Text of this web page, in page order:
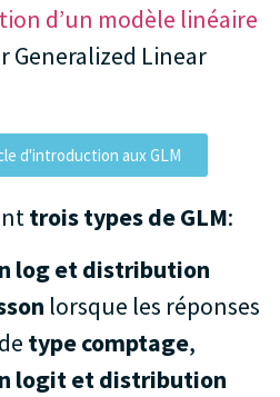
d’un modèle linéaire
Generalized Linear
d'introduction aux GLM
trois types de GLM:
log et distribution
lorsque les réponses
type comptage,
logit et distribution